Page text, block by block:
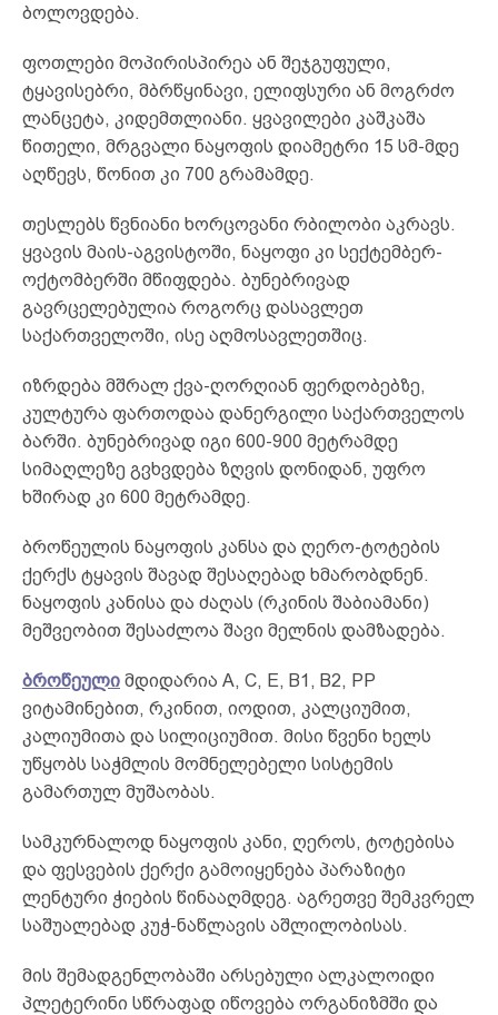
ბოლოვდება.
ფოთლები მოპირისპირეა ან შეჯგუფული,
ტყავისებრი, მბრწყინავი, ელიფსური ან მოგრძო
ლანცეტა, კიდემთლიანი. ყვავილები კაშკაშა
წითელი, მრგვალი ნაყოფის დიამეტრი 15 სმ-მდე
აღწევს, წონით კი 700 გრამამდე.
თესლებს წვნიანი ხორცოვანი რბილობი აკრავს.
ყვავის მაის-აგვისტოში, ნაყოფი კი სექტემბერ-
ოქტომბერში მწიფდება. ბუნებრივად
გავრცელებულია როგორც დასავლეთ
საქართველოში, ისე აღმოსავლეთშიც.
იზრდება მშრალ ქვა-ღორღიან ფერდობებზე,
კულტურა ფართოდაა დანერგილი საქართველოს
ბარში. ბუნებრივად იგი 600-900 მეტრამდე
სიმაღლეზე გვხვდება ზღვის დონიდან, უფრო
ხშირად კი 600 მეტრამდე.
ბროწეულის ნაყოფის კანსა და ღერო-ტოტების
ქერქს ტყავის შავად შესაღებად ხმარობდნენ.
ნაყოფის კანისა და ძაღას (რკინის შაბიამანი)
მეშვეობით შესაძლოა შავი მელნის დამზადება.
ბროწეული მდიდარია A, C, E, B1, B2, PP
ვიტამინებით, რკინით, იოდით, კალციუმით,
კალიუმითა და სილიციუმით. მისი წვენი ხელს
უწყობს საჭმლის მომნელებელი სისტემის
გამართულ მუშაობას.
სამკურნალოდ ნაყოფის კანი, ღეროს, ტოტებისა
და ფესვების ქერქი გამოიყენება პარაზიტი
ლენტური ჭიების წინააღმდეგ. აგრეთვე შემკვრელ
საშუალებად კუჭ-ნაწლავის აშლილობისას.
მის შემადგენლობაში არსებული ალკალოიდი
პლეტერინი სწრაფად იწოვება ორგანიზმში და